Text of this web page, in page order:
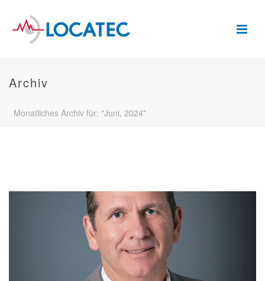
Archiv
Monatliches Archiv für: "Juni, 2024"